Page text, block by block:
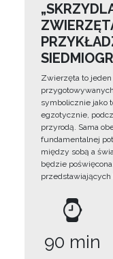
Zwierzęta to
symbolicznie jako
egzotycznie,
przyrodą. Sama
fundamentalnej
między sobą a
będzie
przedstawiających
90 min